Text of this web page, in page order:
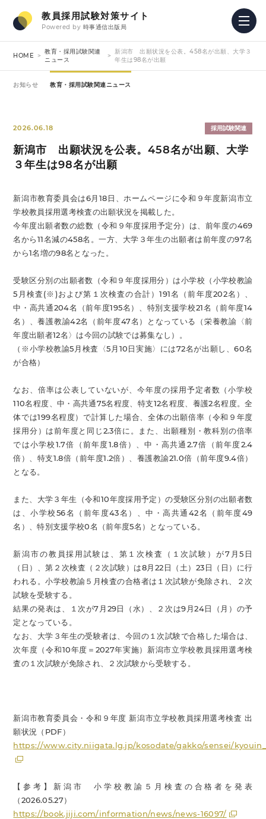
教員採用試験対策サイト
Powered by 時事通信出版局
HOME
教育・採用試験関連
ニュース
新潟市 出願状況を公表。458名が出願、大学３
年生は98名が出願
お知らせ 教育・採用試験関連ニュース
2026.06.18 採用試験関連
新潟市 出願状況を公表。458名が出願、大学
３年生は98名が出願
新潟市教育委員会は6月18日、ホームページに令和９年度新潟市立
学校教員採用選考検査の出願状況を掲載した。
今年度出願者数の総数（令和９年度採用予定分）は、前年度の469
名から11名減の458名。一方、大学３年生の出願者は前年度の97名
から1名増の98名となった。
受験区分別の出願者数（令和９年度採用分）は小学校（小学校教諭
5月検査(※)および第１次検査の合計）191名（前年度202名）、
中・高共通204名（前年度195名）、特別支援学校21名（前年度14
名）、養護教諭42名（前年度47名）となっている（栄養教諭〈前
年度出願者12名〉は今回の試験では募集なし）。
（※小学校教諭5月検査〈5月10日実施〉には72名が出願し、60名
が合格）
なお、倍率は公表していないが、今年度の採用予定者数（小学校
110名程度、中・高共通75名程度、特支12名程度、養護2名程度。全
体では199名程度）で計算した場合、全体の出願倍率（令和９年度
採用分）は前年度と同じ2.3倍に。また、出願種別・教科別の倍率
では小学校1.7倍（前年度1.8倍）、中・高共通2.7倍（前年度2.4
倍）、特支1.8倍（前年度1.2倍）、養護教諭21.0倍（前年度9.4倍）
となる。
また、大学３年生（令和10年度採用予定）の受験区分別の出願者数
は、小学校56名（前年度43名）、中・高共通42名（前年度49
名）、特別支援学校0名（前年度5名）となっている。
新潟市の教員採用試験は、第１次検査（１次試験）が7月5日
（日）、第２次検査（２次試験）は8月22日（土）23日（日）に行
われる。小学校教諭５月検査の合格者は１次試験が免除され、２次
試験を受験する。
結果の発表は、１次が7月29日（水）、２次は9月24日（月）の予
定となっている。
なお、大学３年生の受験者は、今回の１次試験で合格した場合は、
次年度（令和10年度＝2027年実施）新潟市立学校教員採用選考検
査の１次試験が免除され、２次試験から受験する。
新潟市教育委員会・令和９年度 新潟市立学校教員採用選考検査 出
願状況（PDF）
https://www.city.niigata.lg.jp/kosodate/gakko/sensei/
【参考】新潟市 小学校教諭５月検査の合格者を発表
（2026.05.27）
https://book.jiji.com/information/news/news-16097/